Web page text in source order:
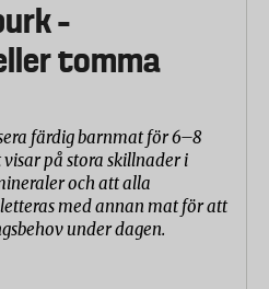
–
tomma
färdig barnmat för 6–8
visar på stora skillnader i
och att alla
med annan mat för att
under dagen.